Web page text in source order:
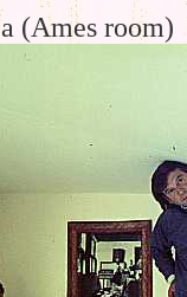
(Ames room)